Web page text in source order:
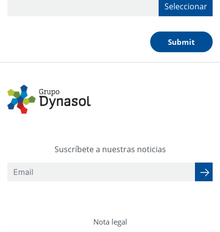
Seleccionar
Submit
Suscríbete a nuestras noticias
Nota legal